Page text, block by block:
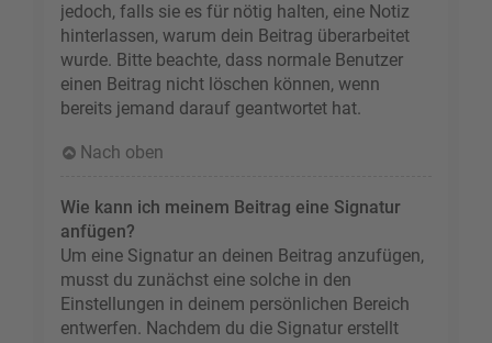
jedoch, falls sie es für nötig halten, eine Notiz
hinterlassen, warum dein Beitrag überarbeitet
wurde. Bitte beachte, dass normale Benutzer
einen Beitrag nicht löschen können, wenn
bereits jemand darauf geantwortet hat.
Nach oben
Wie kann ich meinem Beitrag eine Signatur
anfügen?
Um eine Signatur an deinen Beitrag anzufügen,
musst du zunächst eine solche in den
Einstellungen in deinem persönlichen Bereich
entwerfen. Nachdem du die Signatur erstellt